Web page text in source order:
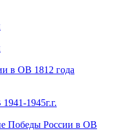
в ОВ 1812 года
1945г.г.
Победы России в ОВ